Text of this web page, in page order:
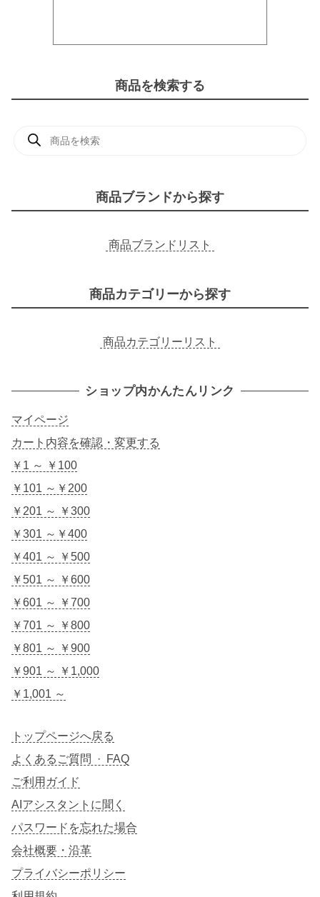
商品を検索する
商品ブランドから探す
商品ブランドリスト
商品カテゴリーから探す
商品カテゴリーリスト
ショップ内かんたんリンク
マイページ
カート内容を確認・変更する
￥1 ～ ￥100
￥101 ～￥200
￥201 ～ ￥300
￥301 ～￥400
￥401 ～ ￥500
￥501 ～ ￥600
￥601 ～ ￥700
￥701 ～ ￥800
￥801 ～ ￥900
￥901 ～ ￥1,000
￥1,001 ～
トップページへ戻る
よくあるご質問 · FAQ
ご利用ガイド
AIアシスタントに聞く
パスワードを忘れた場合
会社概要・沿革
プライバシーポリシー